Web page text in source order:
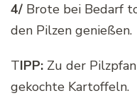
4/ Brote bei Bedarf
den Pilzen genießen.
TIPP: Zu der
gekochte Kartoffeln.